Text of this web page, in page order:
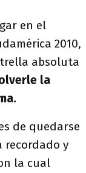
en el
2010,
absoluta
la
de quedarse
recordado y
la cual